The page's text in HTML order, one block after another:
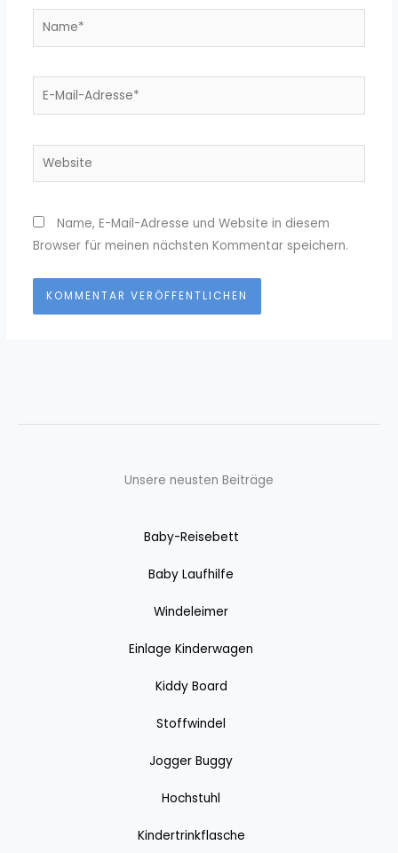
Name*
E-
Website
Name, E-Mail-Adresse und Website in diesem
Browser für meinen nächsten Kommentar speichern.
Unsere neusten Beiträge
Baby-Reisebett
Baby Laufhilfe
Windeleimer
Einlage Kinderwagen
Kiddy Board
Stoffwindel
Jogger Buggy
Hochstuhl
Kindertrinkflasche